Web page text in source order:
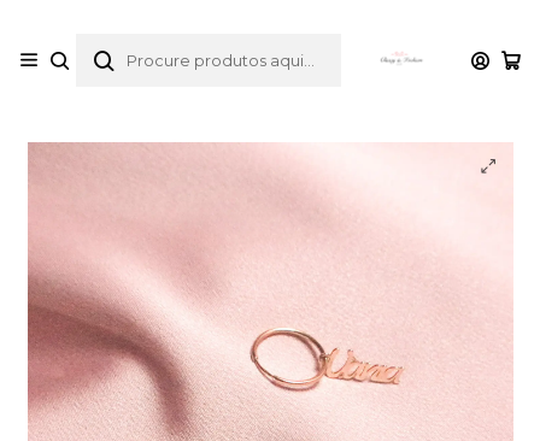
Início Catálogo Brincos Argolas say my name